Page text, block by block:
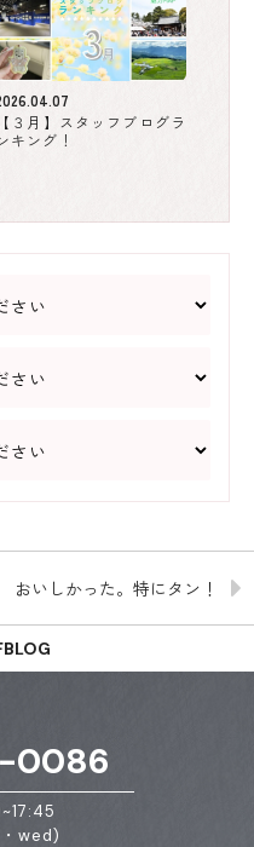
【３月】スタッフブログラ
キング！
おいしかった。特にタン！
0086
wed)